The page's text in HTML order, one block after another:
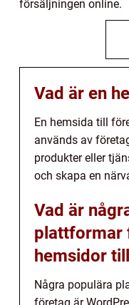
försäljningen online.
Vad är en
En hemsida till
används av
produkter eller
och skapa en
Vad är
plattformar
hemsidor
Några populära
företag är